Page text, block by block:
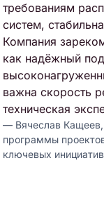
требованиям
систем,
Компания
как надёжный
важна скорость
техническая
— Вячеслав Кащеев,
программы
ключевых